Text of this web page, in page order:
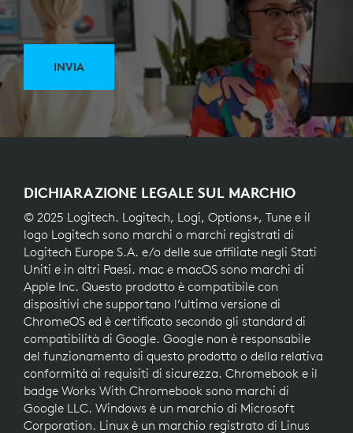
INVIA
DICHIARAZIONE LEGALE SUL MARCHIO
© 2025 Logitech. Logitech, Logi, Options+, Tune e il
logo Logitech sono marchi o marchi registrati di
Logitech Europe S.A. e/o delle sue affiliate negli Stati
Uniti e in altri Paesi. mac e macOS sono marchi di
Apple Inc. Questo prodotto è compatibile con
dispositivi che supportano l’ultima versione di
ChromeOS ed è certificato secondo gli standard di
compatibilità di Google. Google non è responsabile
del funzionamento di questo prodotto o della relativa
conformità ai requisiti di sicurezza. Chromebook e il
badge Works With Chromebook sono marchi di
Google LLC. Windows è un marchio di Microsoft
Corporation. Linux è un marchio registrato di Linus